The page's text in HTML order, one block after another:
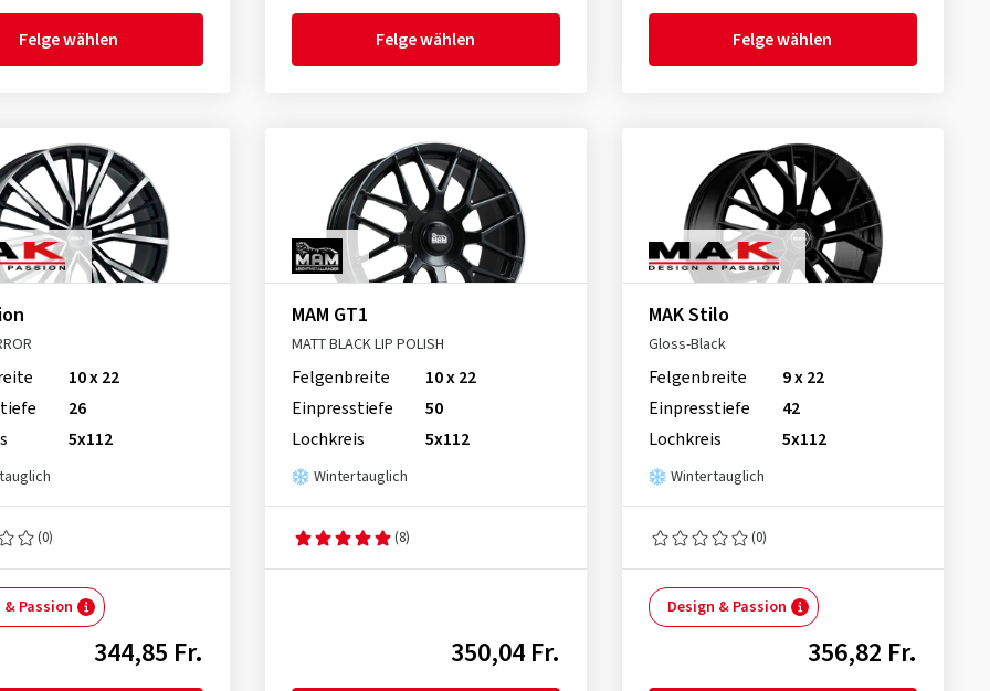
Felge wählen Felge wählen Felge wählen
10 x 22
26
5x112
(0)
& Passion
344,85 Fr.
MAM GT1
MATT BLACK LIP POLISH
Felgenbreite
10 x 22
Einpresstiefe
50
Lochkreis
5x112
Wintertauglich
(8)
350,04 Fr.
MAK Stilo
Gloss-Black
Felgenbreite
9 x 22
Einpresstiefe
42
Lochkreis
5x112
Wintertauglich
(0)
Design & Passion
356,82 Fr.